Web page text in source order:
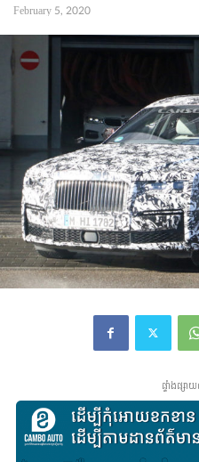
February 5, 2020
ផ្ទាំងផ្សា